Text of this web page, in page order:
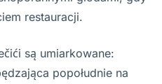
restauracji.
są umiarkowane:
popołudnie na